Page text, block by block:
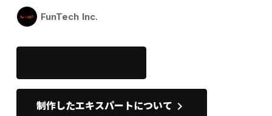
FunTech Inc.
制作したエキスパートについて keyboard_arrow_right